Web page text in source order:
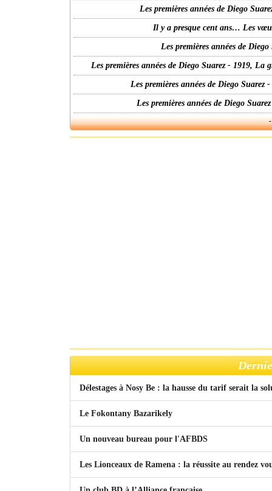
Les premières années de Diego
Il y a presque cent ans… Les
Les premières années de
Les premières années de Diego Suarez - 1919,
Les premières années de Diego
Les premières années de Diego
Délestages à Nosy Be : la hausse du tarif serait la
Le Fokontany Bazarikely
Un nouveau bureau pour l'AFBDS
Les Lionceaux de Ramena : la réussite au rendez